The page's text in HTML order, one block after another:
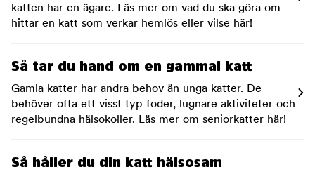
katten har en ägare. Läs mer om vad du ska göra om
hittar en katt som verkar hemlös eller vilse här!
Så tar du hand om en gammal katt
Gamla katter har andra behov än unga katter. De
behöver ofta ett visst typ foder, lugnare aktiviteter och
regelbundna hälsokoller. Läs mer om seniorkatter här!
Så håller du din katt hälsosam